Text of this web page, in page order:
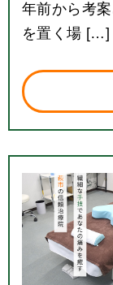
年前から考
を置く場 […]